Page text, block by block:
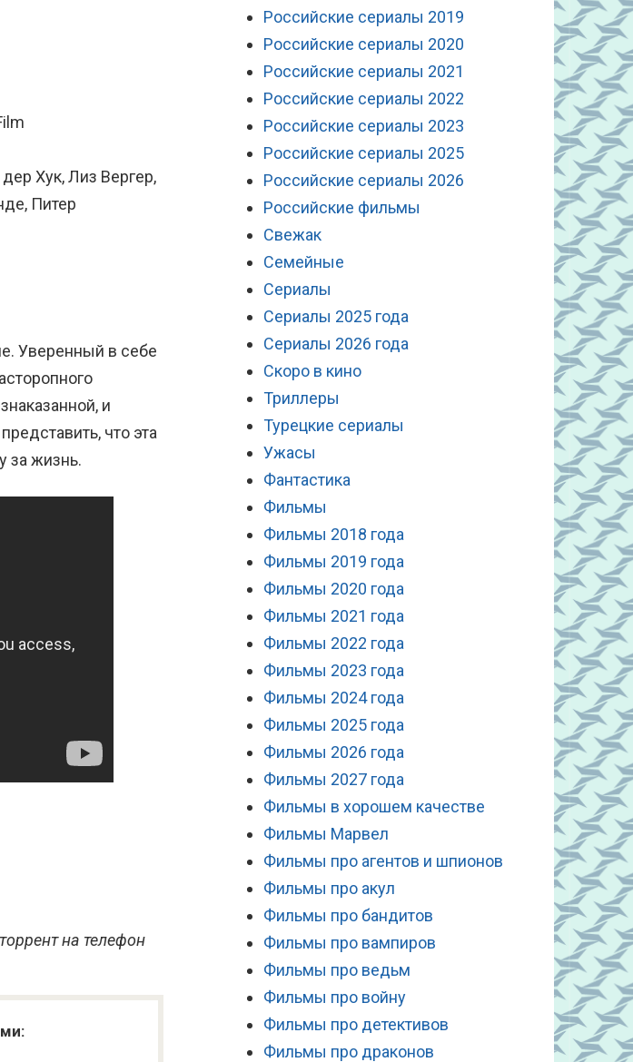
Хук, Лиз Вергер,
Питер
Уверенный в себе
и
что эта
за жизнь.
на телефон
Российские сериалы 2019
Российские сериалы 2020
Российские сериалы 2021
Российские сериалы 2022
Российские сериалы 2023
Российские сериалы 2025
Российские сериалы 2026
Российские фильмы
Свежак
Семейные
Сериалы
Сериалы 2025 года
Сериалы 2026 года
Скоро в кино
Триллеры
Турецкие сериалы
Ужасы
Фантастика
Фильмы
Фильмы 2018 года
Фильмы 2019 года
Фильмы 2020 года
Фильмы 2021 года
Фильмы 2022 года
Фильмы 2023 года
Фильмы 2024 года
Фильмы 2025 года
Фильмы 2026 года
Фильмы 2027 года
Фильмы в хорошем качестве
Фильмы Марвел
Фильмы про агентов и шпионов
Фильмы про акул
Фильмы про бандитов
Фильмы про вампиров
Фильмы про ведьм
Фильмы про войну
Фильмы про детективов
Фильмы про драконов